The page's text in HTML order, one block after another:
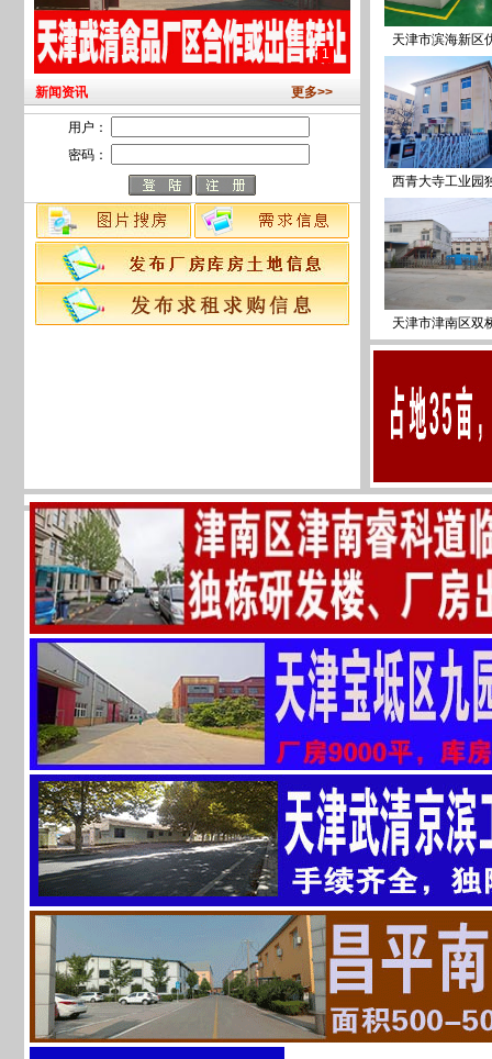
1
新闻资讯 更多>>
用户：
密码：
天津市滨海新区
西青大寺工业园
天津市津南区双